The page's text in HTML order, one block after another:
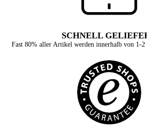
SCHNELL
Fast 80% aller Artikel werden innerhalb von 1-2